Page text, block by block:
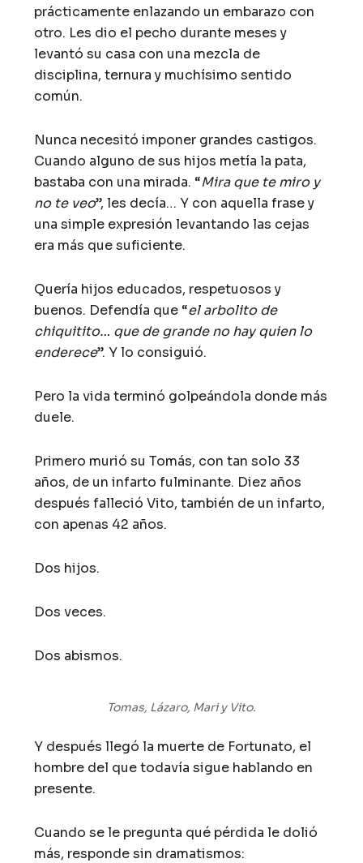
prácticamente enlazando un embarazo con
otro. Les dio el pecho durante meses y
levantó su casa con una mezcla de
disciplina, ternura y muchísimo sentido
común.
Nunca necesitó imponer grandes castigos.
Cuando alguno de sus hijos metía la pata,
bastaba con una mirada. “Mira que te miro y
no te veo”, les decía… Y con aquella frase y
una simple expresión levantando las cejas
era más que suficiente.
Quería hijos educados, respetuosos y
buenos. Defendía que “el arbolito de
chiquitito… que de grande no hay quien lo
enderece”. Y lo consiguió.
Pero la vida terminó golpeándola donde más
duele.
Primero murió su Tomás, con tan solo 33
años, de un infarto fulminante. Diez años
después falleció Vito, también de un infarto,
con apenas 42 años.
Dos hijos.
Dos veces.
Dos abismos.
Tomas, Lázaro, Mari y Vito.
Y después llegó la muerte de Fortunato, el
hombre del que todavía sigue hablando en
presente.
Cuando se le pregunta qué pérdida le dolió
más, responde sin dramatismos: